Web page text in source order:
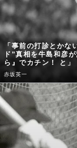
「事前の打診とか
ド”真相を牛島和彦
ら』でカチン！ と」
赤坂英一